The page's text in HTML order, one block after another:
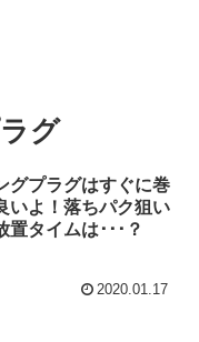
グ
グプラグはすぐに巻
いよ！落ちパク狙い
置タイムは･･･？
2020.01.17